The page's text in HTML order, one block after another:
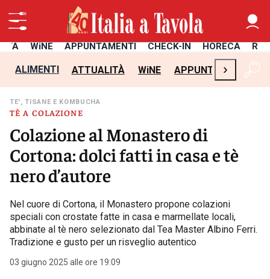
WiNE APPUNTAMENTI CHECK-IN HORECA
ALIMENTI ATTUALITÀ WiNE APPUNTAMENTI
›
TÈ A COLAZIONE
TE', TISANE E KOMBUCHA
Colazione al Monastero di
Cortona: dolci fatti in casa e tè
nero d’autore
Nel cuore di Cortona, il Monastero propone colazioni
speciali con crostate fatte in casa e marmellate locali,
abbinate al tè nero selezionato dal Tea Master Albino Ferri.
Tradizione e gusto per un risveglio autentico
03 giugno 2025 alle ore 19:09